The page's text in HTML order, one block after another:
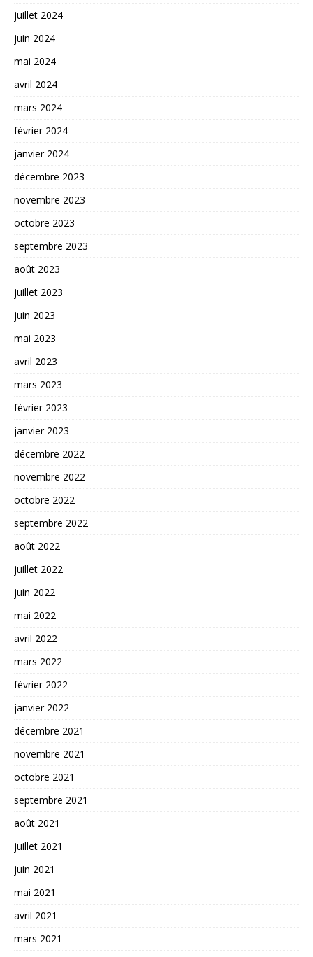
juillet 2024
juin 2024
mai 2024
avril 2024
mars 2024
février 2024
janvier 2024
décembre 2023
novembre 2023
octobre 2023
septembre 2023
août 2023
juillet 2023
juin 2023
mai 2023
avril 2023
mars 2023
février 2023
janvier 2023
décembre 2022
novembre 2022
octobre 2022
septembre 2022
août 2022
juillet 2022
juin 2022
mai 2022
avril 2022
mars 2022
février 2022
janvier 2022
décembre 2021
novembre 2021
octobre 2021
septembre 2021
août 2021
juillet 2021
juin 2021
mai 2021
avril 2021
mars 2021